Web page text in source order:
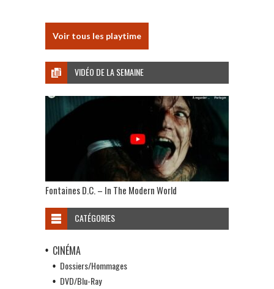
Voir tous les playtime
VIDÉO DE LA SEMAINE
Fontaines D.C. – In The Modern World
CATÉGORIES
CINÉMA
Dossiers/Hommages
DVD/Blu-Ray